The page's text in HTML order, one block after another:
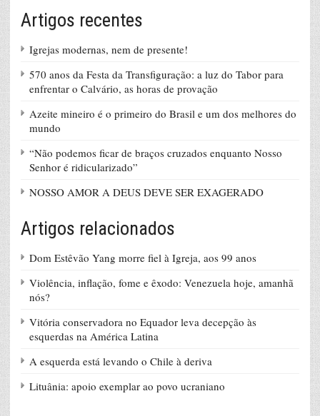
Artigos recentes
Igrejas modernas, nem de presente!
570 anos da Festa da Transfiguração: a luz do Tabor para
enfrentar o Calvário, as horas de provação
Azeite mineiro é o primeiro do Brasil e um dos melhores do
mundo
“Não podemos ficar de braços cruzados enquanto Nosso
Senhor é ridicularizado”
NOSSO AMOR A DEUS DEVE SER EXAGERADO
Artigos relacionados
Dom Estêvão Yang morre fiel à Igreja, aos 99 anos
Violência, inflação, fome e êxodo: Venezuela hoje, amanhã
nós?
Vitória conservadora no Equador leva decepção às
esquerdas na América Latina
A esquerda está levando o Chile à deriva
Lituânia: apoio exemplar ao povo ucraniano